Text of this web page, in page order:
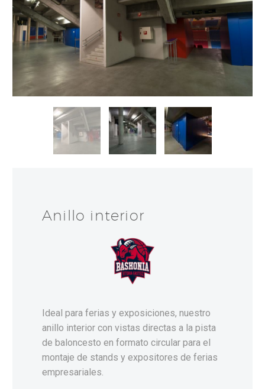
Anillo interior
Ideal para ferias y exposiciones, nuestro
anillo interior con vistas directas a la pista
de baloncesto en formato circular para el
montaje de stands y expositores de ferias
empresariales.